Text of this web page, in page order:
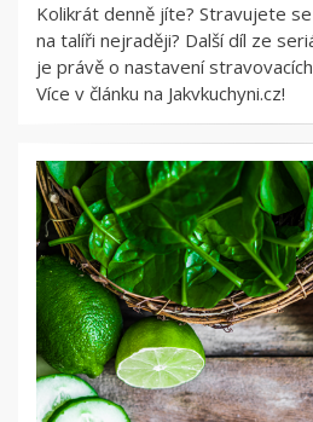
Kolikrát denně jíte? Stravujete
na talíři nejraději? Další díl ze
je právě o nastavení
Více v článku na Jakvkuchyni.cz!